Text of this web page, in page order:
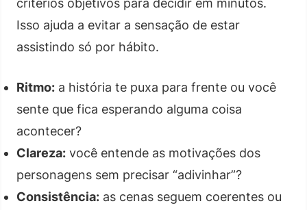
critérios objetivos para decidir em minutos.
Isso ajuda a evitar a sensação de estar
assistindo só por hábito.
Ritmo: a história te puxa para frente ou você
sente que fica esperando alguma coisa
acontecer?
Clareza: você entende as motivações dos
personagens sem precisar “adivinhar”?
Consistência: as cenas seguem coerentes ou